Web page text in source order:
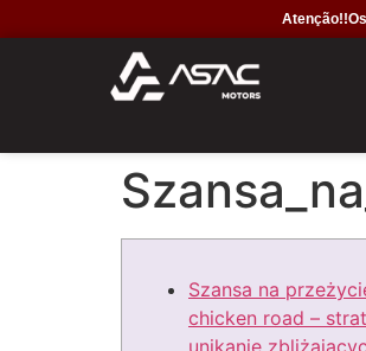
Szansa na
chicken road –